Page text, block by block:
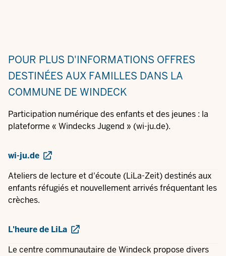
POUR PLUS D'INFORMATIONS OFFRES
DESTINÉES AUX FAMILLES DANS LA
COMMUNE DE WINDECK
Participation numérique des enfants et des jeunes : la
plateforme « Windecks Jugend » (wi-ju.de).
wi-ju.de
Ateliers de lecture et d'écoute (LiLa-Zeit) destinés aux
enfants réfugiés et nouvellement arrivés fréquentant les
crèches.
L'heure de LiLa
Le centre communautaire de Windeck propose divers